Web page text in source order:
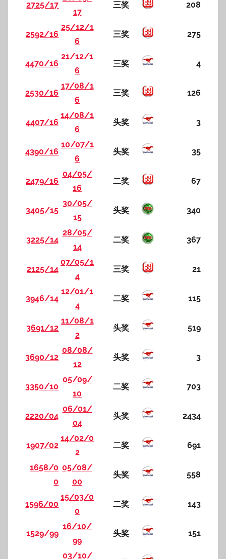
2725/17
17
三奖 208
2592/16
25/12/1
6
三奖 275
4470/16
21/12/1
6
三奖 4
2530/16
17/08/1
6
三奖 126
4407/16
14/08/1
6
头奖 3
4390/16
10/07/1
6
头奖 35
2479/16
04/05/
16
二奖 67
3405/15
30/05/
15
头奖 340
3225/14
28/05/
14
二奖 367
2125/14
07/05/1
4
三奖 21
3946/14
12/01/1
4
二奖 115
3691/12
11/08/1
2
头奖 519
3690/12
08/08/
12
头奖 3
3350/10
05/09/
10
二奖 703
2220/04
06/01/
04
头奖 2434
1907/02
14/02/0
2
二奖 691
1658/0
0
05/08/
00
头奖 558
1596/00
15/03/0
0
二奖 143
1529/99
16/10/
99
头奖 151
03/10/